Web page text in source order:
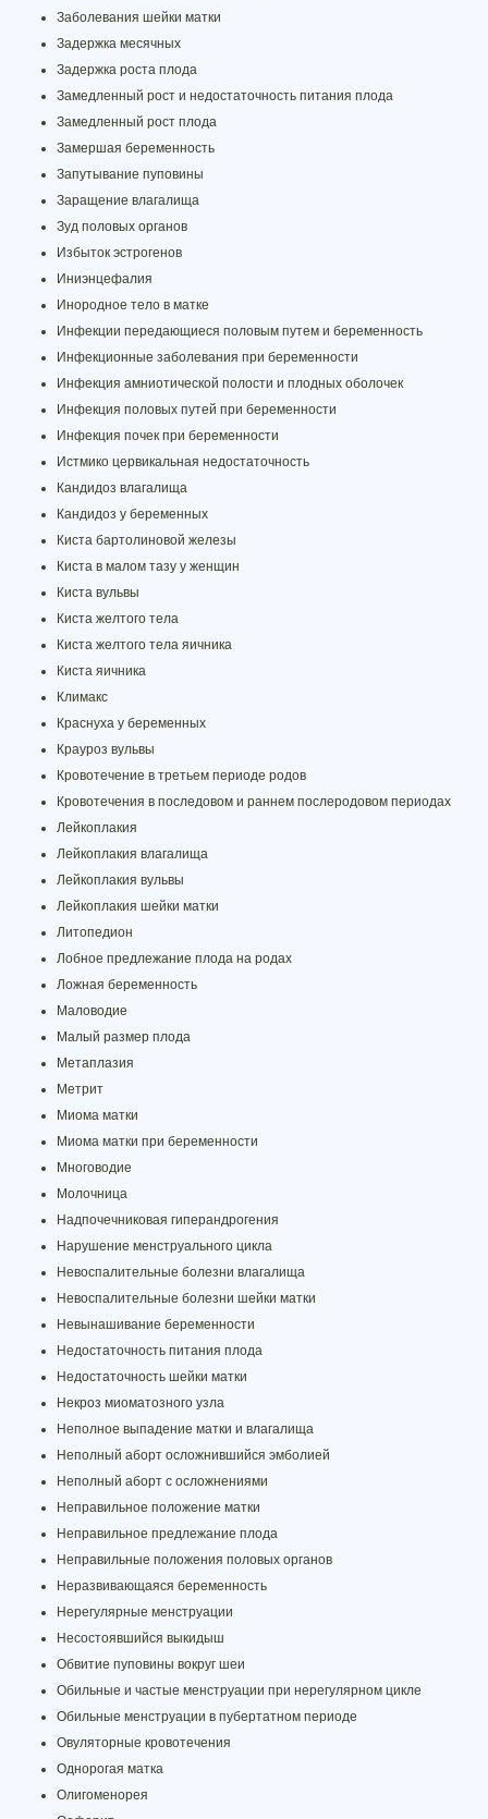
Заболевания шейки матки
Задержка месячных
Задержка роста плода
Замедленный рост и недостаточность питания плода
Замедленный рост плода
Замершая беременность
Запутывание пуповины
Заращение влагалища
Зуд половых органов
Избыток эстрогенов
Иниэнцефалия
Инородное тело в матке
Инфекции передающиеся половым путем и беременность
Инфекционные заболевания при беременности
Инфекция амниотической полости и плодных оболочек
Инфекция половых путей при беременности
Инфекция почек при беременности
Истмико цервикальная недостаточность
Кандидоз влагалища
Кандидоз у беременных
Киста бартолиновой железы
Киста в малом тазу у женщин
Киста вульвы
Киста желтого тела
Киста желтого тела яичника
Киста яичника
Климакс
Краснуха у беременных
Крауроз вульвы
Кровотечение в третьем периоде родов
Кровотечения в последовом и раннем послеродовом периодах
Лейкоплакия
Лейкоплакия влагалища
Лейкоплакия вульвы
Лейкоплакия шейки матки
Литопедион
Лобное предлежание плода на родах
Ложная беременность
Маловодие
Малый размер плода
Метаплазия
Метрит
Миома матки
Миома матки при беременности
Многоводие
Молочница
Надпочечниковая гиперандрогения
Нарушение менструального цикла
Невоспалительные болезни влагалища
Невоспалительные болезни шейки матки
Невынашивание беременности
Недостаточность питания плода
Недостаточность шейки матки
Некроз миоматозного узла
Неполное выпадение матки и влагалища
Неполный аборт осложнившийся эмболией
Неполный аборт с осложнениями
Неправильное положение матки
Неправильное предлежание плода
Неправильные положения половых органов
Неразвивающаяся беременность
Нерегулярные менструации
Несостоявшийся выкидыш
Обвитие пуповины вокруг шеи
Обильные и частые менструации при нерегулярном цикле
Обильные менструации в пубертатном периоде
Овуляторные кровотечения
Однорогая матка
Олигоменорея